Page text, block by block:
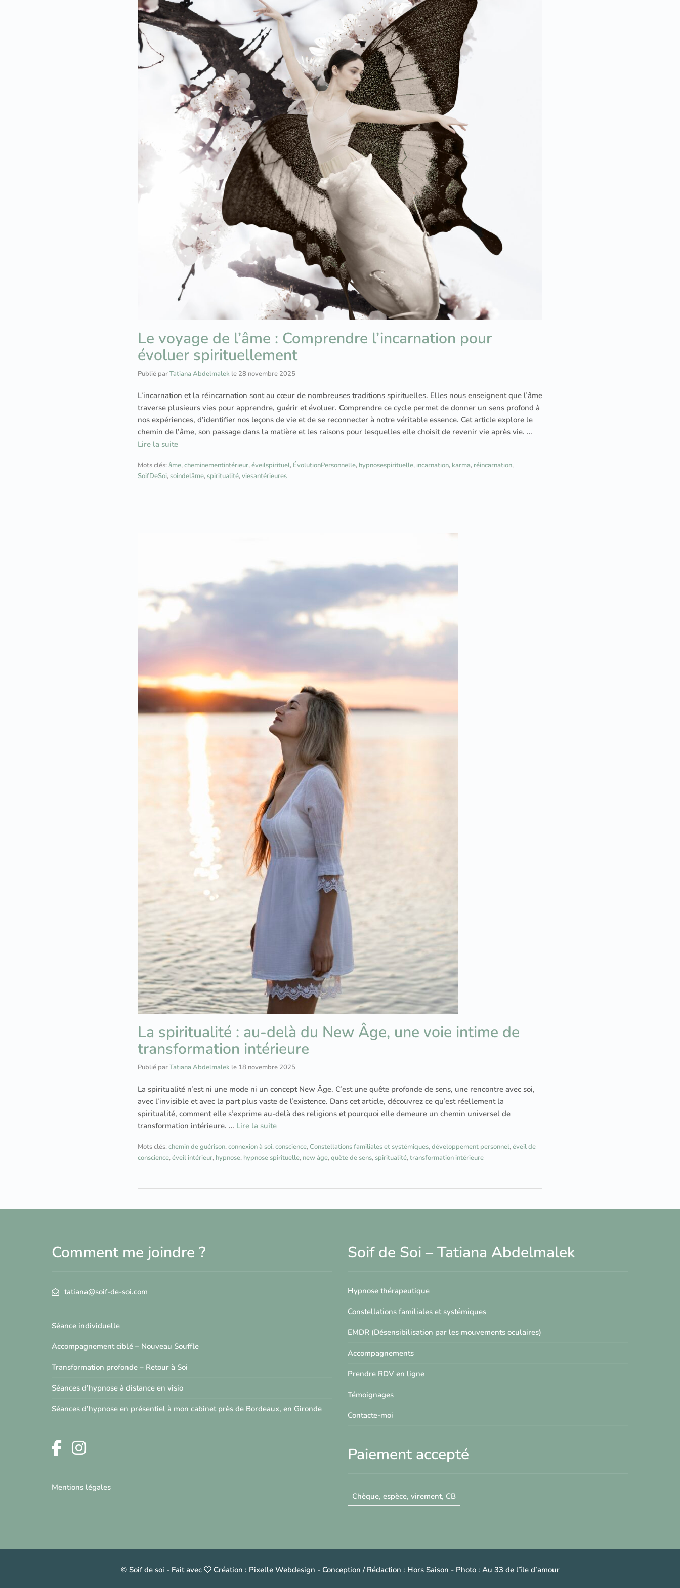
Le voyage de l’âme : Comprendre l’incarnation pour
évoluer spirituellement
Publié parTatiana Abdelmalek le 28 novembre 2025
L’incarnation et la réincarnation sont au cœur de nombreuses traditions spirituelles. Elles nous enseignent que l’âme
traverse plusieurs vies pour apprendre, guérir et évoluer. Comprendre ce cycle permet de donner un sens profond à
nos expériences, d’identifier nos leçons de vie et de se reconnecter à notre véritable essence. Cet article explore le
chemin de l’âme, son passage dans la matière et les raisons pour lesquelles elle choisit de revenir vie après vie. …
Lire la suite
Mots clés:âme,cheminementintérieur,éveilspirituel, ÉvolutionPersonnelle, hypnosespirituelle, incarnation, karma, réincarnation,
SoifDeSoi,soindelâme,spiritualité,viesantérieures
La spiritualité : au-delà du New Âge, une voie intime de
transformation intérieure
Publié parTatiana Abdelmalek le 18 novembre 2025
La spiritualité n’est ni une mode ni un concept New Âge. C’est une quête profonde de sens, une rencontre avec soi,
avec l’invisible et avec la part plus vaste de l’existence. Dans cet article, découvrez ce qu’est réellement la
spiritualité, comment elle s’exprime au-delà des religions et pourquoi elle demeure un chemin universel de
transformation intérieure. … Lire la suite
Mots clés:chemin de guérison,connexion à soi,conscience,Constellations familiales et systémiques,développement personnel,éveil de
conscience,éveil intérieur, hypnose, hypnose spirituelle, new âge,quête de sens,spiritualité,transformation intérieure
Comment me joindre ?
tatiana@soif-de-soi.com
Séance individuelle
Accompagnement ciblé – Nouveau Souffle
Transformation profonde – Retour à Soi
Séances d’hypnose à distance en visio
Séances d’hypnose en présentiel à mon cabinet près de Bordeaux, en Gironde
Mentions légales
Soif de Soi – Tatiana Abdelmalek
Hypnose thérapeutique
Constellations familiales et systémiques
EMDR (Désensibilisation par les mouvements oculaires)
Accompagnements
Prendre RDV en ligne
Témoignages
Contacte-moi
Paiement accepté
Chèque, espèce, virement, CB
© Soif de soi - Fait avec Création : Pixelle Webdesign - Conception / Rédaction : Hors Saison - Photo : Au 33 de l’île d’amour